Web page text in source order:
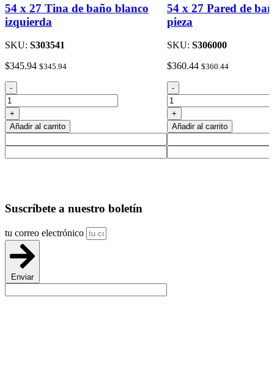
54 x 27 Tina de baño blanco
izquierda
SKU: S303541
$345.94 $345.94
54
x
27
Tina
de
-
+
Añadir al carrito
54 x 27 Pared de
pieza
SKU: S306000
$360.44 $360.44
54
x
27
Pared
de
-
+
Añadir al carrito
Suscríbete a nuestro boletín
tu correo electrónico
Enviar